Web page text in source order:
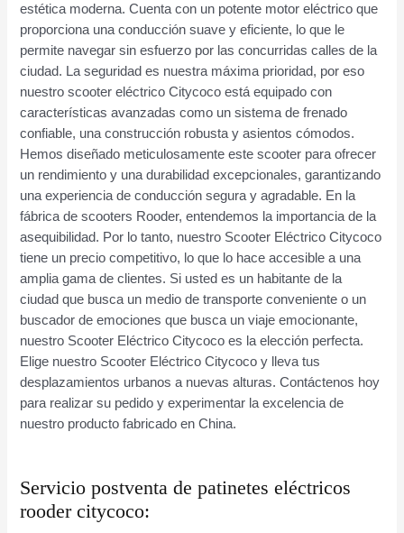
estética moderna. Cuenta con un potente motor eléctrico que
proporciona una conducción suave y eficiente, lo que le
permite navegar sin esfuerzo por las concurridas calles de la
ciudad. La seguridad es nuestra máxima prioridad, por eso
nuestro scooter eléctrico Citycoco está equipado con
características avanzadas como un sistema de frenado
confiable, una construcción robusta y asientos cómodos.
Hemos diseñado meticulosamente este scooter para ofrecer
un rendimiento y una durabilidad excepcionales, garantizando
una experiencia de conducción segura y agradable. En la
fábrica de scooters Rooder, entendemos la importancia de la
asequibilidad. Por lo tanto, nuestro Scooter Eléctrico Citycoco
tiene un precio competitivo, lo que lo hace accesible a una
amplia gama de clientes. Si usted es un habitante de la
ciudad que busca un medio de transporte conveniente o un
buscador de emociones que busca un viaje emocionante,
nuestro Scooter Eléctrico Citycoco es la elección perfecta.
Elige nuestro Scooter Eléctrico Citycoco y lleva tus
desplazamientos urbanos a nuevas alturas. Contáctenos hoy
para realizar su pedido y experimentar la excelencia de
nuestro producto fabricado en China.
Servicio postventa de patinetes eléctricos
rooder citycoco: